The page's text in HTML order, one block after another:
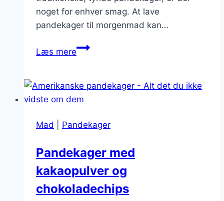
noget for enhver smag. At lave
pandekager til morgenmad kan…
Læs merePandekager
med
rygrad
Mad Pandekager
Pandekager med
kakaopulver og
chokoladechips